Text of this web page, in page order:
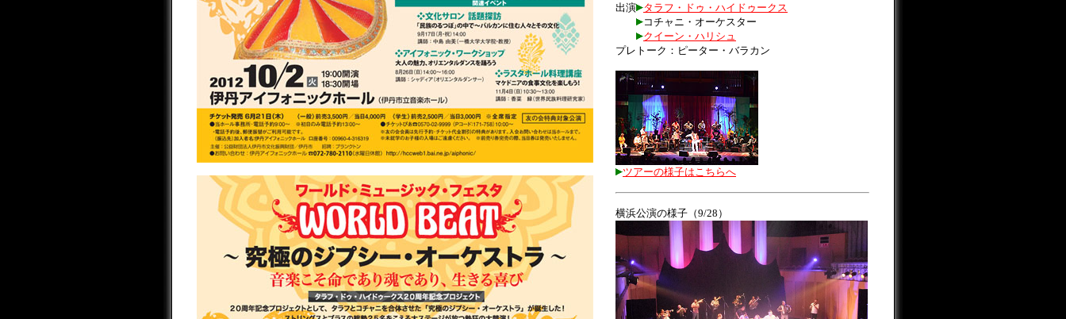
出演
タラフ・ドゥ・ハイドゥークス
コチャニ・オーケスター
クイーン・ハリシュ
プレトーク：ピーター・バラカン
ツアーの様子はこちらへ
横浜公演の様子（9/28）